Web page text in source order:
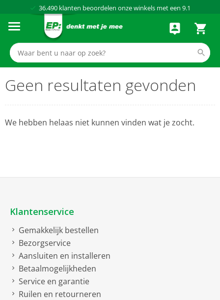
36.490 klanten beoordelen onze winkels met een 9.1
Al meer dan
dé elektronicaspecialist
Achteraf betalen via Klarna
Geen resultaten gevonden
We hebben helaas niet kunnen vinden wat je zocht.
Klantenservice
Gemakkelijk bestellen
Bezorgservice
Aansluiten en installeren
Betaalmogelijkheden
Service en garantie
Ruilen en retourneren